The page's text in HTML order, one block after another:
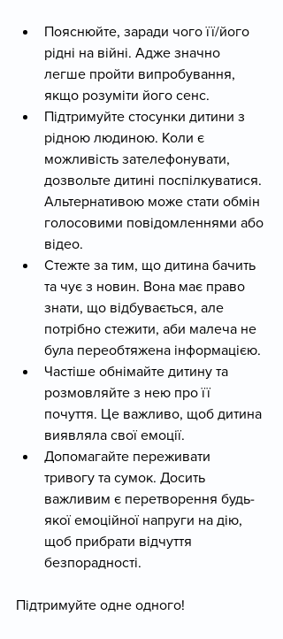
Пояснюйте, заради чого її/його
рідні на війні. Адже значно
легше пройти випробування,
якщо розуміти його сенс.
Підтримуйте стосунки дитини з
рідною людиною. Коли є
можливість зателефонувати,
дозвольте дитині поспілкуватися.
Альтернативою може стати обмін
голосовими повідомленнями або
відео.
Стежте за тим, що дитина бачить
та чує з новин. Вона має право
знати, що відбувається, але
потрібно стежити, аби малеча не
була переобтяжена інформацією.
Частіше обнімайте дитину та
розмовляйте з нею про її
почуття. Це важливо, щоб дитина
виявляла свої емоції.
Допомагайте переживати
тривогу та сумок. Досить
важливим є перетворення будь-
якої емоційної напруги на дію,
щоб прибрати відчуття
безпорадності.
Підтримуйте одне одного!